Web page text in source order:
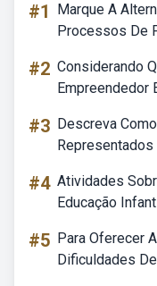
#1
Marque A
Processos De
#2 Considerando
Empreendedor
#3 Descreva
#4 Atividades
Educação
#5 Para Oferecer
Dificuldades